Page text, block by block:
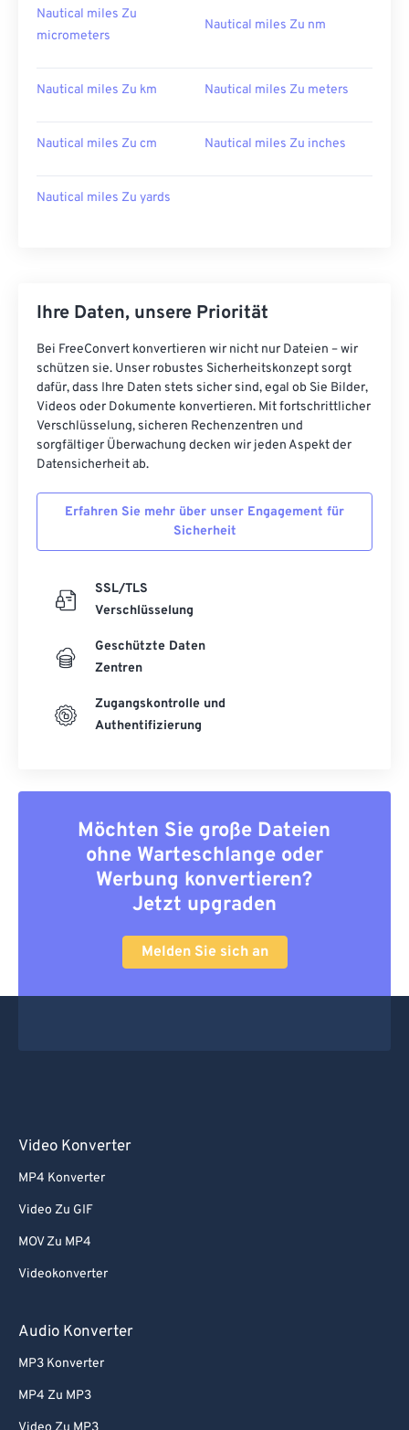
Nautical miles Zu
micrometers
Nautical miles Zu nm
Nautical miles Zu km Nautical miles Zu meters
Nautical miles Zu cm Nautical miles Zu inches
Nautical miles Zu yards
Ihre Daten, unsere Priorität
Bei FreeConvert konvertieren wir nicht nur Dateien – wir
schützen sie. Unser robustes Sicherheitskonzept sorgt
dafür, dass Ihre Daten stets sicher sind, egal ob Sie Bilder,
Videos oder Dokumente konvertieren. Mit fortschrittlicher
Verschlüsselung, sicheren Rechenzentren und
sorgfältiger Überwachung decken wir jeden Aspekt der
Datensicherheit ab.
Erfahren Sie mehr über unser Engagement für
Sicherheit
SSL/TLS
Verschlüsselung
Geschützte Daten
Zentren
Zugangskontrolle und
Authentifizierung
Möchten Sie große Dateien
ohne Warteschlange oder
Werbung konvertieren?
Jetzt upgraden
Melden Sie sich an
Video Konverter
MP4 Konverter
Video Zu GIF
MOV Zu MP4
Videokonverter
Audio Konverter
MP3 Konverter
MP4 Zu MP3